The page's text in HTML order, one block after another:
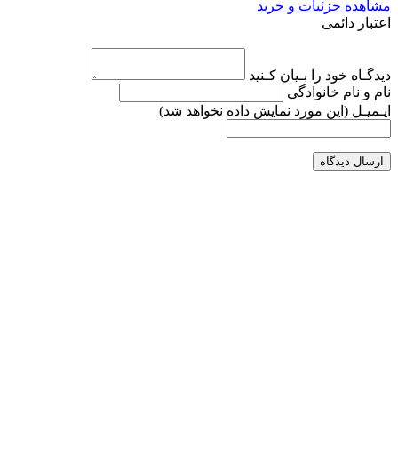
مشاهده جزئیات و خرید
اعتبار دائمی
دیدگـاه خود را بـیان کـنید
نام و نام خانوادگی
ایـمیـل (این مورد نمایش داده نخواهد شد)
ارسال دیدگاه